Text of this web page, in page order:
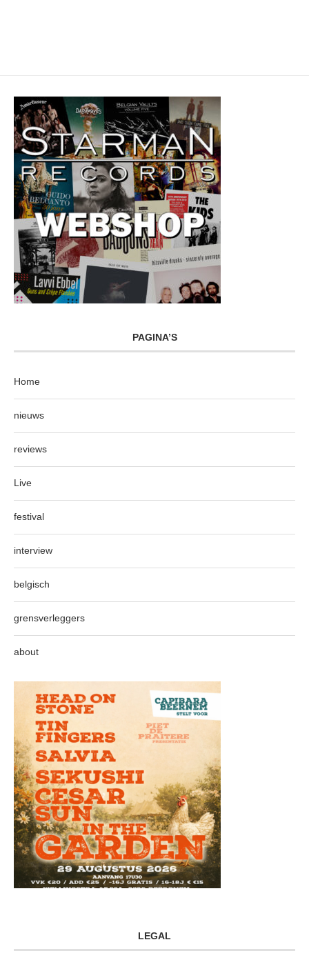
PAGINA’S
Home
nieuws
reviews
Live
festival
interview
belgisch
grensverleggers
about
LEGAL